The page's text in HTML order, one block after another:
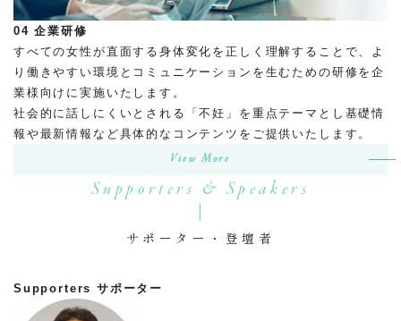
04 企業研修
すべての女性が直面する身体変化を正しく理解することで、よ
り働きやすい環境とコミュニケーションを生むための研修を企
業様向けに実施いたします。
社会的に話しにくいとされる「不妊」を重点テーマとし基礎情
報や最新情報など具体的なコンテンツをご提供いたします。
View More
Supporters & Speakers
サポーター・登壇者
Supporters サポーター